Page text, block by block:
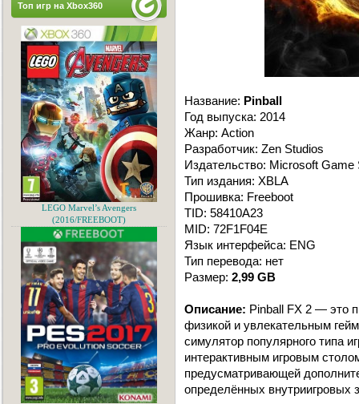
Название: Pinball
Год выпуска: 2014
Жанр: Action
Разработчик: Zen Studios
Издательство: Microsoft Game
Тип издания: XBLA
Прошивка: Freeboot
TID: 58410A23
MID: 72F1F04E
Язык интерфейса: ENG
Тип перевода: нет
Размер: 2,99 GB
Описание: Pinball FX 2 — это
физикой и увлекательным
симулятор популярного типа
интерактивным игровым
предусматривающей
определённых внутриигровых
Топ игр на Xbox360
LEGO Marvel’s Avengers
(2016/FREEBOOT)